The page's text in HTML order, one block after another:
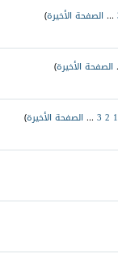
... الصفحة الأخيرة)
الصفحة الأخيرة)
1
2
3
... الصفحة الأخيرة)